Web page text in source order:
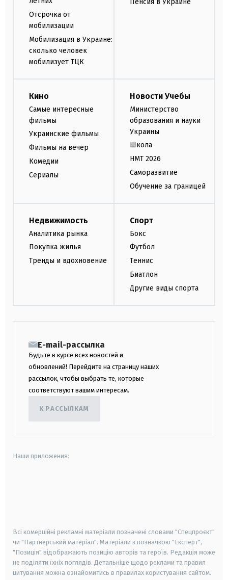
Отсрочка от
мобилизации
Мобилизация в Украине:
сколько человек
мобилизует ТЦК
Кино
Самые интересные
фильмы
Украинские фильмы
Фильмы на вечер
Комедии
Сериалы
Новости Учебы
Министерство
образования и науки
Украины
Школа
НМТ 2026
Саморазвитие
Обучение за границей
Недвижимость
Аналитика рынка
Покупка жилья
Тренды и вдохновение
Спорт
Бокс
Футбол
Теннис
Биатлон
Другие виды спорта
E-mail-рассылка
Будьте в курсе всех новостей и
обновлений! Перейдите на страницу наших
рассылок, чтобы выбрать те, которые
соответствуют вашим интересам.
К РАССЫЛКАМ
Наши приложения:
Всі комерційні рекламні матеріали позначені словами "Спецпроєкт"
чи "Партнерський матеріал". Матеріали з позначкою "Експерт",
"Позиція" відображають позицію авторів та героїв. Редакція може
не поділяти їхніх поглядів. Детальніше щодо реклами та правил
цитування можна ознайомитись в правилах користування сайтом.